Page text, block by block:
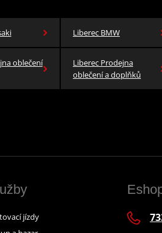
Liberec BMW
oblečení
Liberec Prodejna
oblečení a doplňků
jízdy